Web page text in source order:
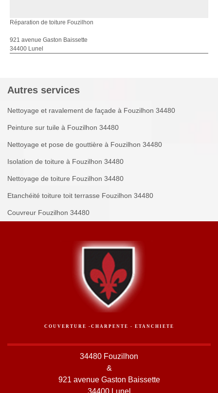
Réparation de toiture Fouzilhon
921 avenue Gaston Baissette
34400 Lunel
Autres services
Nettoyage et ravalement de façade à Fouzilhon 34480
Peinture sur tuile à Fouzilhon 34480
Nettoyage et pose de gouttière à Fouzilhon 34480
Isolation de toiture à Fouzilhon 34480
Nettoyage de toiture Fouzilhon 34480
Etanchéité toiture toit terrasse Fouzilhon 34480
Couvreur Fouzilhon 34480
COUVERTURE -CHARPENTE - ETANCHIETE
34480 Fouzilhon
&
921 avenue Gaston Baissette